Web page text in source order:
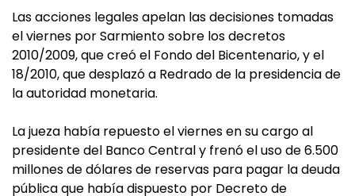
Las acciones legales apelan las decisiones tomadas
el viernes por Sarmiento sobre los decretos
2010/2009, que creó el Fondo del Bicentenario, y el
18/2010, que desplazó a Redrado de la presidencia de
la autoridad monetaria.
La jueza había repuesto el viernes en su cargo al
presidente del Banco Central y frenó el uso de 6.500
millones de dólares de reservas para pagar la deuda
pública que había dispuesto por Decreto de